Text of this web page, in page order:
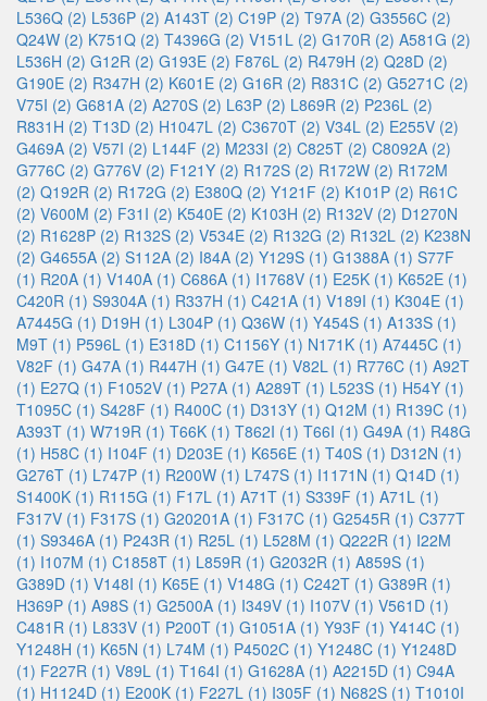
L536Q (2) L536P (2) A143T (2) C19P (2) T97A (2) G3556C (2)
Q24W (2) K751Q (2) T4396G (2) V151L (2) G170R (2) A581G (2)
L536H (2) G12R (2) G193E (2) F876L (2) R479H (2) Q28D (2)
G190E (2) R347H (2) K601E (2) G16R (2) R831C (2) G5271C (2)
V75I (2) G681A (2) A270S (2) L63P (2) L869R (2) P236L (2)
R831H (2) T13D (2) H1047L (2) C3670T (2) V34L (2) E255V (2)
G469A (2) V57I (2) L144F (2) M233I (2) C825T (2) C8092A (2)
G776C (2) G776V (2) F121Y (2) R172S (2) R172W (2) R172M
(2) Q192R (2) R172G (2) E380Q (2) Y121F (2) K101P (2) R61C
(2) V600M (2) F31I (2) K540E (2) K103H (2) R132V (2) D1270N
(2) R1628P (2) R132S (2) V534E (2) R132G (2) R132L (2) K238N
(2) G4655A (2) S112A (2) I84A (2) Y129S (1) G1388A (1) S77F
(1) R20A (1) V140A (1) C686A (1) I1768V (1) E25K (1) K652E (1)
C420R (1) S9304A (1) R337H (1) C421A (1) V189I (1) K304E (1)
A7445G (1) D19H (1) L304P (1) Q36W (1) Y454S (1) A133S (1)
M9T (1) P596L (1) E318D (1) C1156Y (1) N171K (1) A7445C (1)
V82F (1) G47A (1) R447H (1) G47E (1) V82L (1) R776C (1) A92T
(1) E27Q (1) F1052V (1) P27A (1) A289T (1) L523S (1) H54Y (1)
T1095C (1) S428F (1) R400C (1) D313Y (1) Q12M (1) R139C (1)
A393T (1) W719R (1) T66K (1) T862I (1) T66I (1) G49A (1) R48G
(1) H58C (1) I104F (1) D203E (1) K656E (1) T40S (1) D312N (1)
G276T (1) L747P (1) R200W (1) L747S (1) I1171N (1) Q14D (1)
S1400K (1) R115G (1) F17L (1) A71T (1) S339F (1) A71L (1)
F317V (1) F317S (1) G20201A (1) F317C (1) G2545R (1) C377T
(1) S9346A (1) P243R (1) R25L (1) L528M (1) Q222R (1) I22M
(1) I107M (1) C1858T (1) L859R (1) G2032R (1) A859S (1)
G389D (1) V148I (1) K65E (1) V148G (1) C242T (1) G389R (1)
H369P (1) A98S (1) G2500A (1) I349V (1) I107V (1) V561D (1)
C481R (1) L833V (1) P200T (1) G1051A (1) Y93F (1) Y414C (1)
Y1248H (1) K65N (1) L74M (1) P4502C (1) Y1248C (1) Y1248D
(1) F227R (1) V89L (1) T164I (1) G1628A (1) A2215D (1) C94A
(1) H1124D (1) E200K (1) F227L (1) I305F (1) N682S (1) T1010I